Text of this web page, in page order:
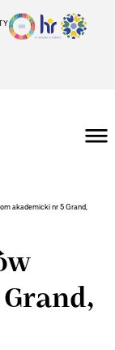
akademicki nr 5 Grand,